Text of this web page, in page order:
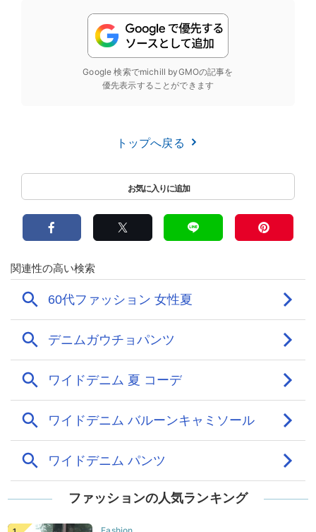
Google 検索でmichill byGMOの記事を
優先表示することができます
トップへ戻る
ファッションの人気ランキング